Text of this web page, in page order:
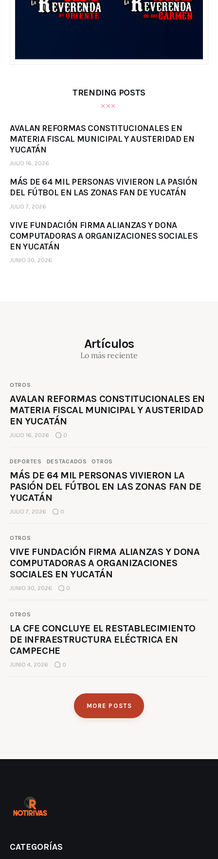
TRENDING POSTS
AVALAN REFORMAS CONSTITUCIONALES EN
MATERIA FISCAL MUNICIPAL Y AUSTERIDAD EN
YUCATÁN
JULIO 16, 2026
MÁS DE 64 MIL PERSONAS VIVIERON LA PASIÓN
DEL FÚTBOL EN LAS ZONAS FAN DE YUCATÁN
JULIO 7, 2026
VIVE FUNDACIÓN FIRMA ALIANZAS Y DONA
COMPUTADORAS A ORGANIZACIONES SOCIALES
EN YUCATÁN
JUNIO 30, 2026
Artículos
Lo más reciente
OTROS
AVALAN REFORMAS CONSTITUCIONALES EN
MATERIA FISCAL MUNICIPAL Y AUSTERIDAD
EN YUCATÁN
JULIO 16, 2026 0
DEPORTES DESTACADOS OTROS
MÁS DE 64 MIL PERSONAS VIVIERON LA
PASIÓN DEL FÚTBOL EN LAS ZONAS FAN DE
YUCATÁN
JULIO 7, 2026 0
OTROS
VIVE FUNDACIÓN FIRMA ALIANZAS Y DONA
COMPUTADORAS A ORGANIZACIONES
SOCIALES EN YUCATÁN
JUNIO 30, 2026 0
OTROS
LA CFE CONCLUYE EL RESTABLECIMIENTO
DE INFRAESTRUCTURA ELÉCTRICA EN
CAMPECHE
JUNIO 4, 2026 0
MORE POSTS
CATEGORÍAS